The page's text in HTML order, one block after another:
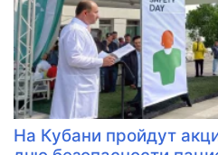
На Кубани пройдут